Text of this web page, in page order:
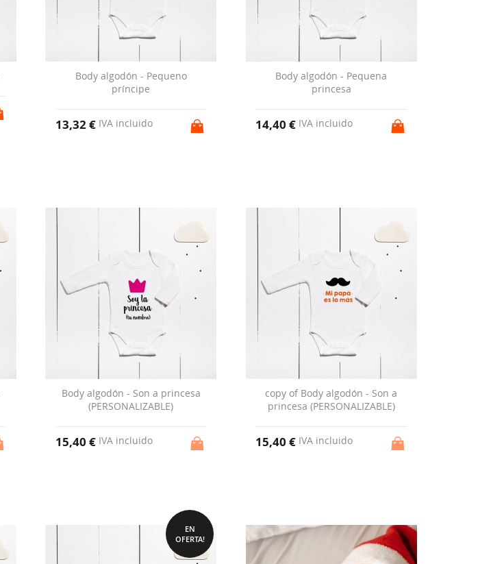
Body algodón - Pequeno
príncipe
13,32 €IVA incluido
Body algodón - Pequena
princesa
14,40 € IVA incluido
Body algodón - Son a princesa
(PERSONALIZABLE)
15,40 €IVA incluido
copy of Body algodón - Son a
princesa (PERSONALIZABLE)
15,40 € IVA incluido
EN
OFERTA!